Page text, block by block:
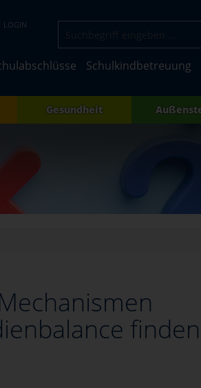
LOGIN
Schulkindbetreuung
Gesundheit
finden